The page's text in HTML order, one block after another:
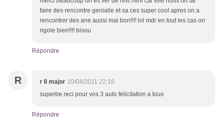
faire des rencontre genialle et sa ces super cool apres on a
rencontrer des ane aussi mai bon!!!! lol mdr en tout les cas on
rigole bien!!!! bisou
Répondre
R r 8 major 10/04/2011 22:18
superbe reci pour vos 3 auto felicitation a tous
Répondre